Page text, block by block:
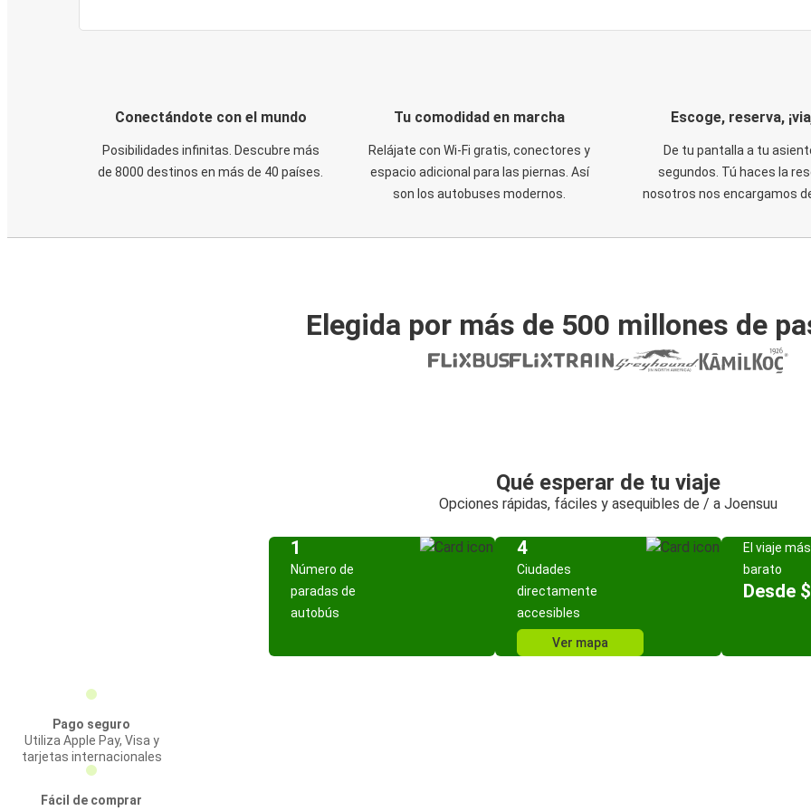
Conectándote con el mundo
Posibilidades infinitas. Descubre más
de 8000 destinos en más de 40 países.
Tu comodidad en marcha
Relájate con Wi-Fi gratis, conectores y
espacio adicional para las piernas. Así
son los autobuses modernos.
Escoge, reserva,
De tu pantalla a tu
segundos. Tú haces la
nosotros nos encargamos
Elegida por más de 500 millones de
Qué esperar de tu viaje
Opciones rápidas, fáciles y asequibles de / a Joensuu
1
Número de
paradas de
autobús
4
Ciudades
directamente
accesibles
Ver mapa
El viaje más
barato
Desde
Pago seguro
Utiliza Apple Pay, Visa y
tarjetas internacionales
Fácil de comprar